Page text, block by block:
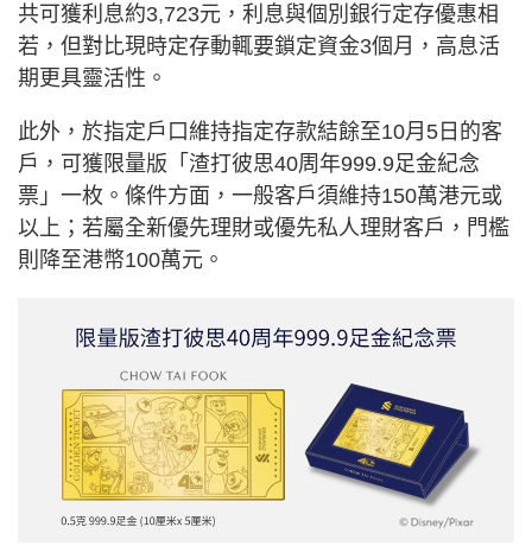
共可獲利息約3,723元，利息與個別銀行定存優惠相
若，但對比現時定存動輒要鎖定資金3個月，高息活
期更具靈活性。
此外，於指定戶口維持指定存款結餘至10月5日的客
戶，可獲限量版「渣打彼思40周年999.9足金紀念
票」一枚。條件方面，一般客戶須維持150萬港元或
以上；若屬全新優先理財或優先私人理財客戶，門檻
則降至港幣100萬元。